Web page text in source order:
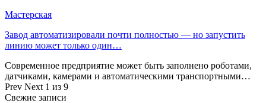
Мастерская
Завод автоматизировали почти полностью — но запустить
линию может только один…
Современное предприятие может быть заполнено роботами,
датчиками, камерами и автоматическими транспортными…
Prev Next 1 из 9
Свежие записи